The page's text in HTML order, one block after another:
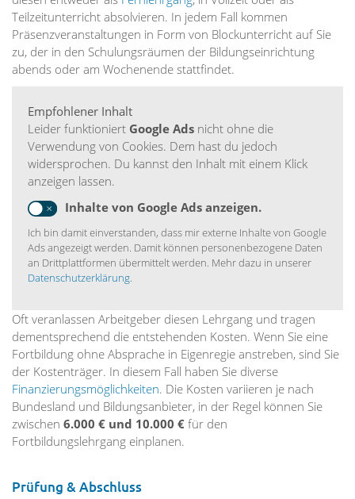
Teilzeitunterricht absolvieren. In jedem Fall kommen
Präsenzveranstaltungen in Form von Blockunterricht auf Sie
zu, der in den Schulungsräumen der Bildungseinrichtung
abends oder am Wochenende stattfindet.
Empfohlener Inhalt
Leider funktioniert Google Ads nicht ohne die
Verwendung von Cookies. Dem hast du jedoch
widersprochen. Du kannst den Inhalt mit einem Klick
anzeigen lassen.
Inhalte von Google Ads anzeigen.
Ich bin damit einverstanden, dass mir externe Inhalte von Google
Ads angezeigt werden. Damit können personenbezogene Daten
an Drittplattformen übermittelt werden. Mehr dazu in unserer
Datenschutzerklärung.
Oft veranlassen Arbeitgeber diesen Lehrgang und tragen
dementsprechend die entstehenden Kosten. Wenn Sie eine
Fortbildung ohne Absprache in Eigenregie anstreben, sind Sie
der Kostenträger. In diesem Fall haben Sie diverse
Finanzierungsmöglichkeiten. Die Kosten variieren je nach
Bundesland und Bildungsanbieter, in der Regel können Sie
zwischen 6.000 € und 10.000 € für den
Fortbildungslehrgang einplanen.
Prüfung & Abschluss